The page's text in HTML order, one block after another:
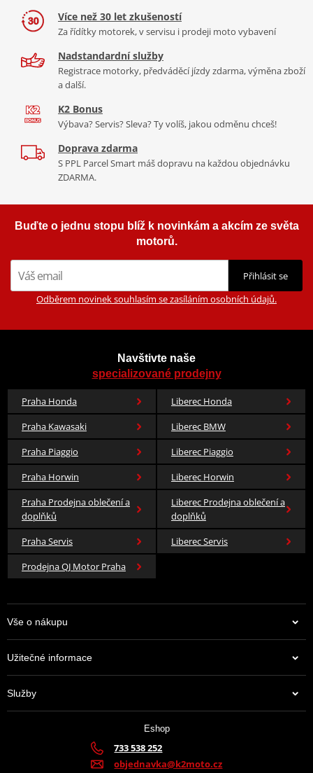
Více než 30 let zkušeností
Za řídítky motorek, v servisu i prodeji moto vybavení
Nadstandardní služby
Registrace motorky, předváděcí jízdy zdarma, výměna zboží
a další.
K2 Bonus
Výbava? Servis? Sleva? Ty volíš, jakou odměnu chceš!
Doprava zdarma
S PPL Parcel Smart máš dopravu na každou objednávku
ZDARMA.
Buďte o jednu stopu blíž k novinkám a akcím ze světa
motorů.
Přihlásit se
Odběrem novinek souhlasím se zasíláním osobních údajů.
Navštivte naše
specializované prodejny
Praha Honda
Liberec Honda
Praha Kawasaki
Liberec BMW
Praha Piaggio
Liberec Piaggio
Praha Horwin
Liberec Horwin
Praha Prodejna oblečení a
doplňků
Liberec Prodejna oblečení a
doplňků
Praha Servis
Liberec Servis
Prodejna QJ Motor Praha
Vše o nákupu
Užitečné informace
Služby
Eshop
733 538 252
objednavka@k2moto.cz